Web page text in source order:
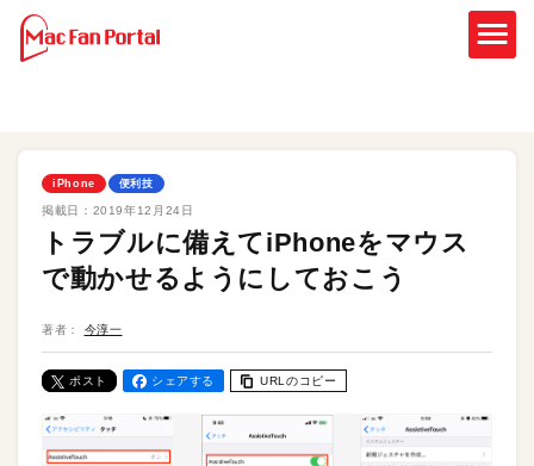
iPhone 便利技
掲載日： 2019年12月24日
トラブルに備えてiPhoneをマウス
で動かせるようにしておこう
著者： 今淳一
ポスト シェアする URLのコピー